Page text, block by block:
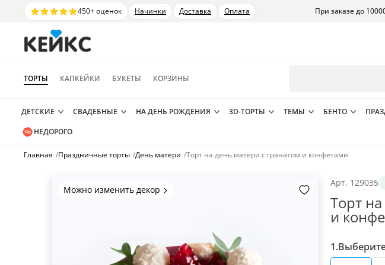
450+ оценок Начинки Доставка Оплата При заказе до
ТОРТЫ КАПКЕЙКИ БУКЕТЫ КОРЗИНЫ
ДЕТСКИЕ СВАДЕБНЫЕ НА ДЕНЬ РОЖДЕНИЯ 3D-ТОРТЫ ТЕМЫ БЕНТО
НЕДОРОГО
Главная /Праздничные торты /День матери /Торт на день матери с гранатом и конфетами
Можно изменить декор
Арт. 129035
Торт
и
1.